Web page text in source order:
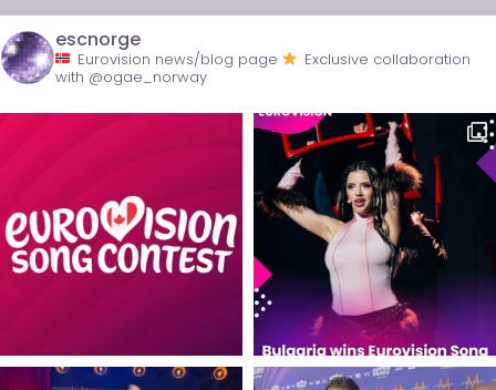
escnorge
Eurovision news/blog page
Exclusive collaboration
with @ogae_norway